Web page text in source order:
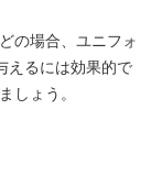
の場合、ユニフォ
えるには効果的で
しょう。